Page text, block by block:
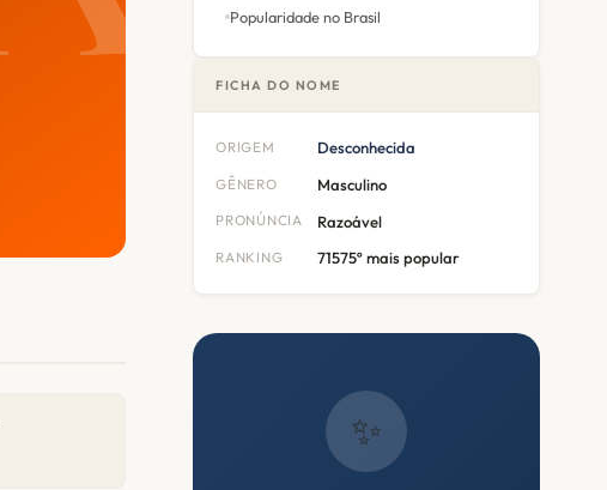
Popularidade no Brasil
FICHA DO NOME
ORIGEM Desconhecida
GÊNERO Masculino
PRONÚNCIA Razoável
RANKING 71575º mais popular
✨